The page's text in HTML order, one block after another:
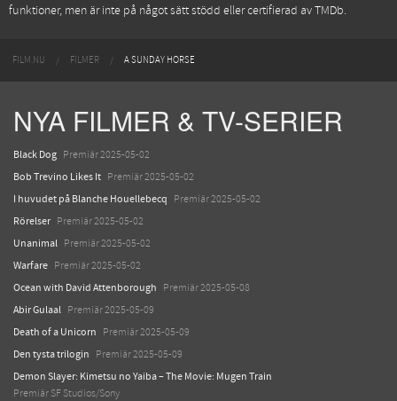
funktioner, men är inte på något sätt stödd eller certifierad av TMDb.
FILM.NU FILMER A SUNDAY HORSE
NYA FILMER & TV-SERIER
Black Dog Premiär 2025-05-02
Bob Trevino Likes It Premiär 2025-05-02
I huvudet på Blanche Houellebecq Premiär 2025-05-02
Rörelser Premiär 2025-05-02
Unanimal Premiär 2025-05-02
Warfare Premiär 2025-05-02
Ocean with David Attenborough Premiär 2025-05-08
Abir Gulaal Premiär 2025-05-09
Death of a Unicorn Premiär 2025-05-09
Den tysta trilogin Premiär 2025-05-09
Demon Slayer: Kimetsu no Yaiba – The Movie: Mugen Train
Premiär SF Studios/Sony